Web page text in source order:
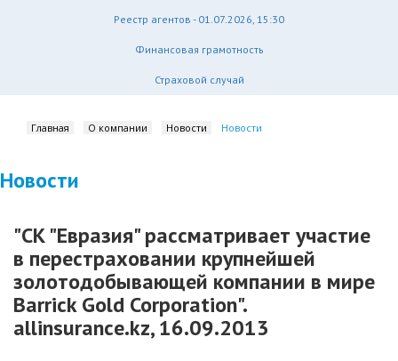
Реестр агентов - 01.07.2026, 15:30
Финансовая грамотность
Страховой случай
Главная О компании Новости Новости
Новости
"СК "Евразия" рассматривает участие
в перестраховании крупнейшей
золотодобывающей компании в мире
Barrick Gold Corporation".
allinsurance.kz, 16.09.2013